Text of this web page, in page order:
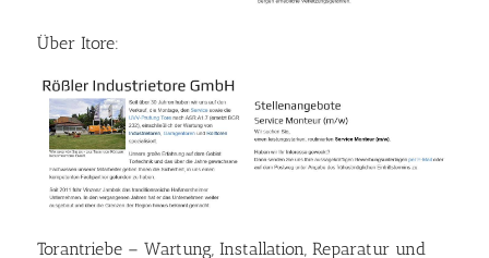
Über Itore:
Torantriebe – Wartung, Installation, Reparatur und